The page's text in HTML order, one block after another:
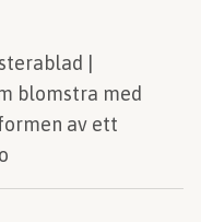
|
blomstra med
av ett